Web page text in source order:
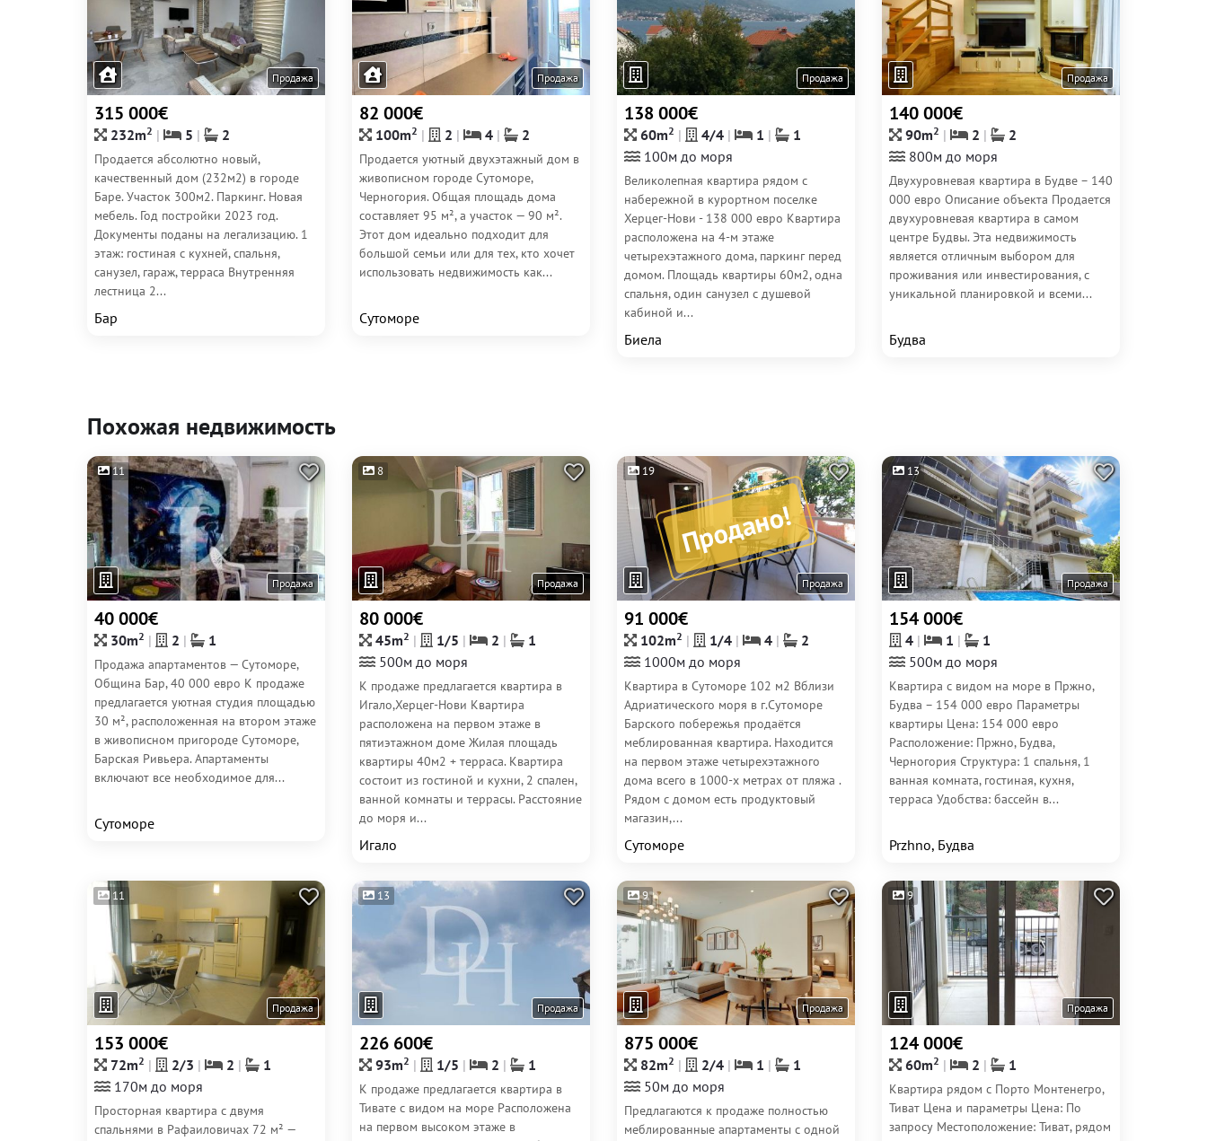
Продажа
315 000€
232m2 5 2
Продается абсолютно новый,
качественный дом (232м2) в городе
Баре. Участок 300м2. Паркинг. Новая
мебель. Год постройки 2023 год.
Документы поданы на легализацию. 1
этаж: гостиная с кухней, спальня,
санузел, гараж, терраса Внутренняя
лестница 2...
Бар
Продажа
82 000€
100m2 2 4 2
Продается уютный двухэтажный дом в
живописном городе Сутоморе,
Черногория. Общая площадь дома
составляет 95 м², а участок — 90 м².
Этот дом идеально подходит для
большой семьи или для тех, кто хочет
использовать недвижимость как...
Сутоморе
Продажа
138 000€
60m2 4/4 1
1
100м до моря
Великолепная квартира рядом с
набережной в курортном поселке
Херцег-Нови - 138 000 евро Квартира
расположена на 4-м этаже
четырехэтажного дома, паркинг перед
домом. Площадь квартиры 60м2, одна
спальня, один санузел с душевой
кабиной и...
Биела
Продажа
140 000€
90m2 2
2
800м до моря
Двухуровневая квартира в Будве – 140
000 евро Описание объекта Продается
двухуровневая квартира в самом
центре Будвы. Эта недвижимость
является отличным выбором для
проживания или инвестирования, с
уникальной планировкой и всеми...
Будва
Похожая недвижимость
11
Продажа
40 000€
30m2 2 1
Продажа апартаментов — Сутоморе,
Община Бар, 40 000 евро К продаже
предлагается уютная студия площадью
30 м², расположенная на втором этаже
в живописном пригороде Сутоморе,
Барская Ривьера. Апартаменты
включают все необходимое для...
Сутоморе
8
Продажа
80 000€
45m2 1/5 2
1
500м до моря
К продаже предлагается квартира в
Игало,Херцег-Нови Квартира
расположена на первом этаже в
пятиэтажном доме Жилая площадь
квартиры 40м2 + терраса. Квартира
состоит из гостиной и кухни, 2 спален,
ванной комнаты и террасы. Расстояние
до моря и...
Игало
Продано!
19
Продажа
91 000€
102m2 1/4 4
2
1000м до моря
Квартира в Сутоморе 102 м2 Вблизи
Адриатического моря в г.Сутоморе
Барского побережья продаётся
меблированная квартира. Находится
на первом этаже четырехэтажного
дома всего в 1000-х метрах от пляжа .
Рядом с домом есть продуктовый
магазин,...
Сутоморе
13
Продажа
154 000€
4 1
1
500м до моря
Квартира с видом на море в Пржно,
Будва – 154 000 евро Параметры
квартиры Цена: 154 000 евро
Расположение: Пржно, Будва,
Черногория Структура: 1 спальня, 1
ванная комната, гостиная, кухня,
терраса Удобства: бассейн в...
Przhno, Будва
11
Продажа
153 000€
72m2 2/3 2
1
170м до моря
Просторная квартира с двумя
спальнями в Рафаиловичах 72 м² —
13
Продажа
226 600€
93m2 1/5 2 1
К продаже предлагается квартира в
Тивате с видом на море Расположена
на первом высоком этаже в
9
Продажа
875 000€
82m2 2/4 1
1
50м до моря
Предлагаются к продаже полностью
меблированные апартаменты с одной
9
Продажа
124 000€
60m2 2 1
Квартира рядом с Порто Монтенегро,
Тиват Цена и параметры Цена: По
запросу Местоположение: Тиват, рядом